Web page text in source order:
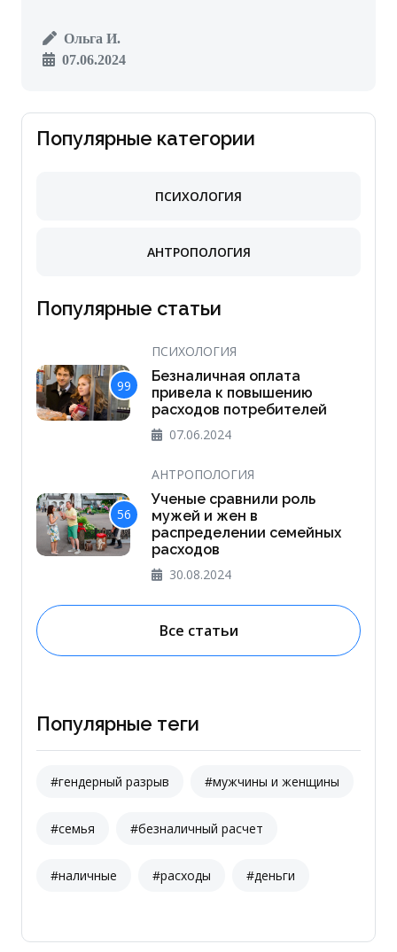
Ольга И.
07.06.2024
Популярные категории
ПСИХОЛОГИЯ
АНТРОПОЛОГИЯ
Популярные статьи
99
ПСИХОЛОГИЯ
Безналичная оплата
привела к повышению
расходов потребителей
07.06.2024
56
АНТРОПОЛОГИЯ
Ученые сравнили роль
мужей и жен в
распределении семейных
расходов
30.08.2024
Все статьи
Популярные теги
#гендерный разрыв #мужчины и женщины
#семья #безналичный расчет
#наличные #расходы #деньги